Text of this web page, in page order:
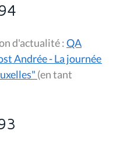
Question d'actualité :QA
Andrée - La journée
(en tant